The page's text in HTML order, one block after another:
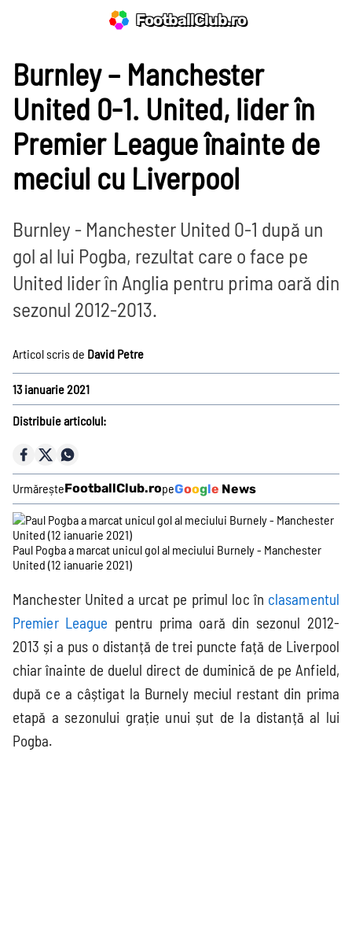
FootballClub.ro
Prim-plan
Ousmane Dembélé
Reconstrucție Manchester United
Clasament Premier League
Golgheteri La Liga
Campionate
Premier
La Liga Bundesliga Serie A
Ligue 1 Eredivisie Liga Portugal
Jupiler Pro
League
Burnley – Manchester
United 0-1. United, lider în
Premier League înainte de
meciul cu Liverpool
Burnley - Manchester United 0-1 după un
gol al lui Pogba, rezultat care o face pe
United lider în Anglia pentru prima oară din
sezonul 2012-2013.
Articol scris de David Petre
13 ianuarie 2021
Distribuie articolul:
UrmăreșteFootballClub.ropeGoogle News
Paul Pogba a marcat unicul gol al meciului Burnely - Manchester
United (12 ianuarie 2021)
Manchester United a urcat pe primul loc în clasamentul
Premier League pentru prima oară din sezonul 2012-
2013 și a pus o distanță de trei puncte față de Liverpool
chiar înainte de duelul direct de duminică de pe Anfield,
după ce a câștigat la Burnely meciul restant din prima
etapă a sezonului grație unui șut de la distanță al lui
Pogba.